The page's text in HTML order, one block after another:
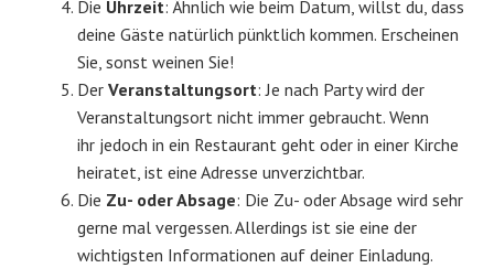
Die Uhrzeit: Ähnlich wie beim Datum, willst du, dass
deine Gäste natürlich pünktlich kommen. Erscheinen
Sie, sonst weinen Sie!
DerVeranstaltungsort: Je nach Party wird der
Veranstaltungsort nicht immer gebraucht. Wenn
ihr jedoch in ein Restaurant geht oder in einer Kirche
heiratet, ist eine Adresse unverzichtbar.
Die Zu- oder Absage: Die Zu- oder Absage wird sehr
gerne mal vergessen. Allerdings ist sie eine der
wichtigsten Informationen auf deiner Einladung.